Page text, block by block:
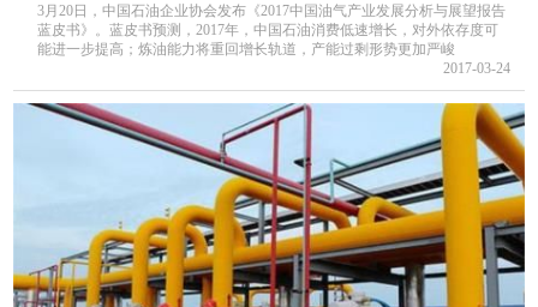
3月20日，中国石油企业协会发布《2017中国油气产业发展分析与展望报告
蓝皮书》。蓝皮书预测，2017年，中国石油消费低速增长，对外依存度可
能进一步提高；炼油能力将重回增长轨道，产能过剩形势更加严峻
2017-03-24